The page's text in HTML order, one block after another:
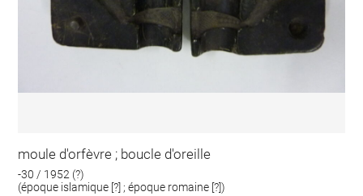
moule d'orfèvre ; boucle d'oreille
-30 / 1952 (?)
(époque islamique [?] ; époque romaine [?])